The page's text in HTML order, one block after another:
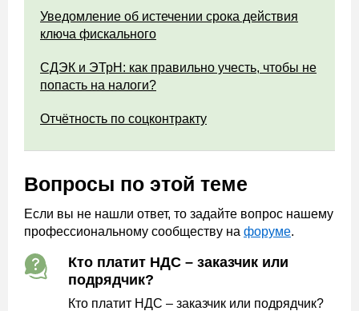
Уведомление об истечении срока действия
ключа фискального
СДЭК и ЭТрН: как правильно учесть, чтобы не
попасть на налоги?
Отчётность по соцконтракту
Вопросы по этой теме
Если вы не нашли ответ, то задайте вопрос нашему
профессиональному сообществу на форуме.
Кто платит НДС – заказчик или
подрядчик?
Кто платит НДС – заказчик или подрядчик?